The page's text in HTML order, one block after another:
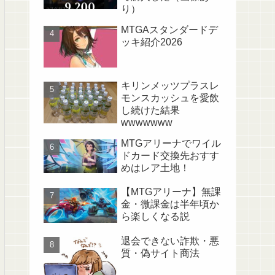
り）
MTGAスタンダードデ
ッキ紹介2026
キリンメッツプラスレ
モンスカッシュを愛飲
し続けた結果
wwwwwww
MTGアリーナでワイル
ドカード交換先おすす
めはレア土地！
【MTGアリーナ】無課
金・微課金は半年頃か
ら楽しくなる説
退会できない詐欺・悪
質・偽サイト商法